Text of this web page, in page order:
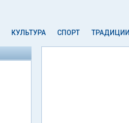
КУЛЬТУРА СПОРТ ТРАДИЦИИ